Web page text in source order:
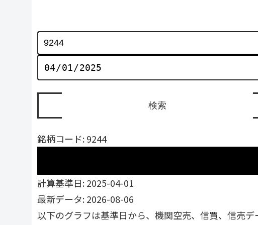
銘柄コード: 9244
計算基準日: 2025-04-01
最新データ: 2026-08-06
以下のグラフは基準日から、機関空売、信買、信売